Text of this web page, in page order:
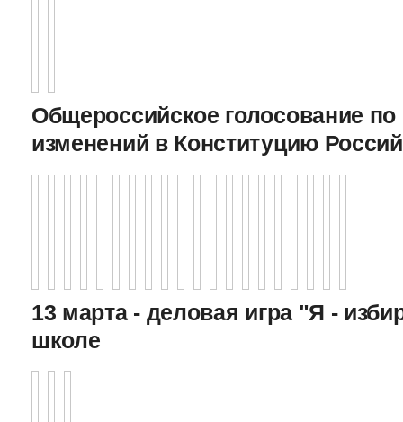
Общероссийское голосование
изменений в Конституцию
13 марта - деловая игра "Я -
школе